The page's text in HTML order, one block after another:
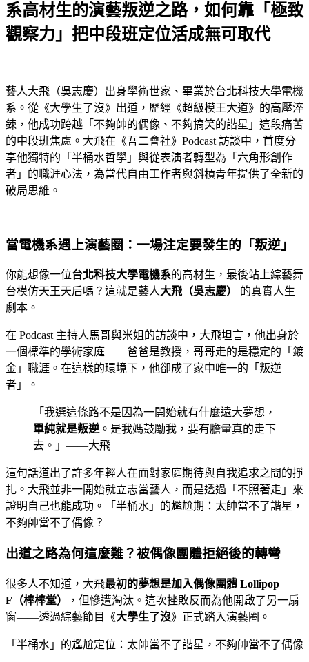
系高材生的演藝叛逆之路，如何靠「極致
觀察力」把中段班定位活成無可取代
藝人大飛（吳志慶）出身學術世家、畢業於台北科技大學電機
系。從《大學生了沒》出道，歷經《超級模王大道》的高壓淬
鍊，他成功跨越「不夠帥的偶像、不夠搞笑的諧星」這段痛苦
的中段班焦慮。大飛在《吾二會社》Podcast 訪談中，首度分
享他獨特的「半桶水哲學」與從表演者轉型為「六角形創作
者」的職涯心法，為當代自由工作者與斜槓青年提供了全新的
破局思維。
當電機系遇上演藝圈：一場注定要發生的「叛逆」
你能想像一位台北科技大學電機系的高材生，最後站上綜藝舞
台模仿天王天后嗎？這就是藝人大飛（吳志慶）
的真實人生
劇本。
在 Podcast 主持人馬哥與米姐的訪談中，大飛坦言，他出身於
一個標準的學術家庭——爸爸是教授，哥哥走的是穩定的「鍍
金」職涯。在這樣的環境下，他卻成了家中唯一的「叛逆
者」。
「我選這條路不是因為一開始就有什麼遠大夢想，
單純就是叛逆 。是我媽鼓勵我，要有膽量真的走下
去。」——大飛
這句話道出了許多年輕人在面對家庭期待與自我追求之間的掙
扎。大飛並非一開始就立志當藝人，而是透過「不照著走」來
證明自己也能成功。「半桶水」的尷尬期：太帥當不了諧星，
不夠帥當不了偶像？
出道之路為何這麼難？被偶像團體拒絕後的轉彎
很多人不知道，大飛最初的夢想是加入偶像團體 Lollipop
F（棒棒堂）
，但慘遭淘汰。這次挫敗反而為他開啟了另一扇
窗——透過綜藝節目《大學生了沒》正式踏入演藝圈。
「半桶水」的尷尬定位：太帥當不了諧星，不夠帥當不了偶像